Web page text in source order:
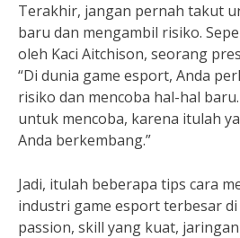
Terakhir, jangan pernah takut
baru dan mengambil risiko.
oleh Kaci Aitchison, seorang
“Di dunia game esport, Anda
risiko dan mencoba hal-hal
untuk mencoba, karena itulah
Anda berkembang.”
Jadi, itulah beberapa tips cara
industri game esport terbesar di
passion, skill yang kuat,